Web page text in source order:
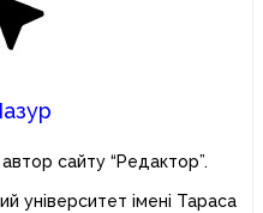
сайту “Редактор”.
університет імені Тараса